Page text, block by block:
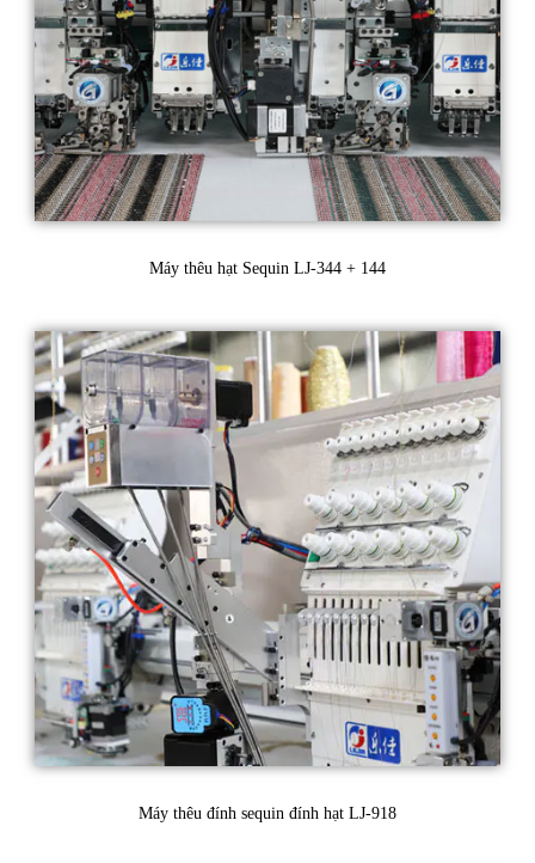
Máy thêu hạt Sequin LJ-344 + 144
Máy thêu đính sequin đính hạt LJ-918